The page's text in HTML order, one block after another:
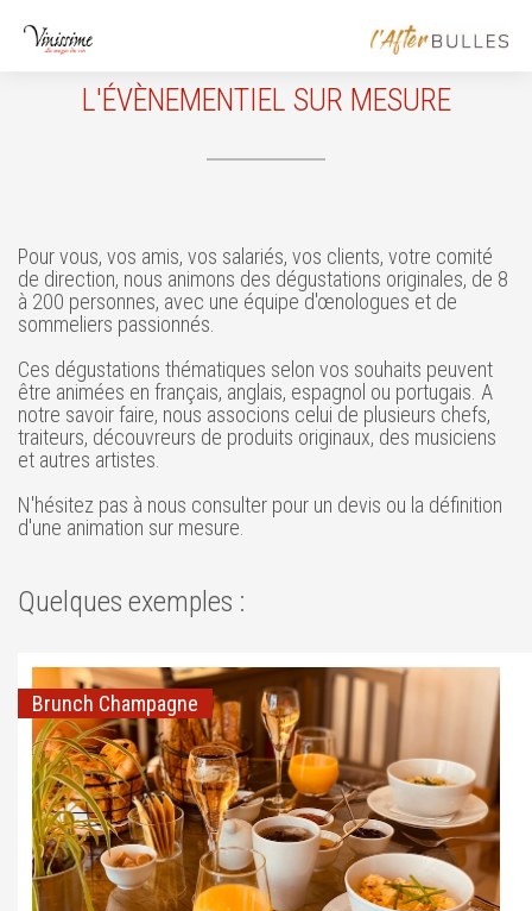
L'ÉVÈNEMENTIEL SUR MESURE
Pour vous, vos amis, vos salariés, vos clients, votre comité
de direction, nous animons des dégustations originales, de 8
à 200 personnes, avec une équipe d'œnologues et de
sommeliers passionnés.
Ces dégustations thématiques selon vos souhaits peuvent
être animées en français, anglais, espagnol ou portugais. A
notre savoir faire, nous associons celui de plusieurs chefs,
traiteurs, découvreurs de produits originaux, des musiciens
et autres artistes.
N'hésitez pas à nous consulter pour un devis ou la définition
d'une animation sur mesure.
Quelques exemples :
Brunch Champagne